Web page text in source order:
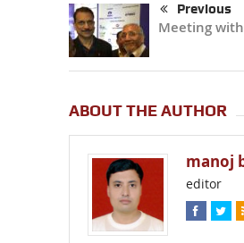
Previous
Meeting
ABOUT THE AUTHOR
manoj
editor